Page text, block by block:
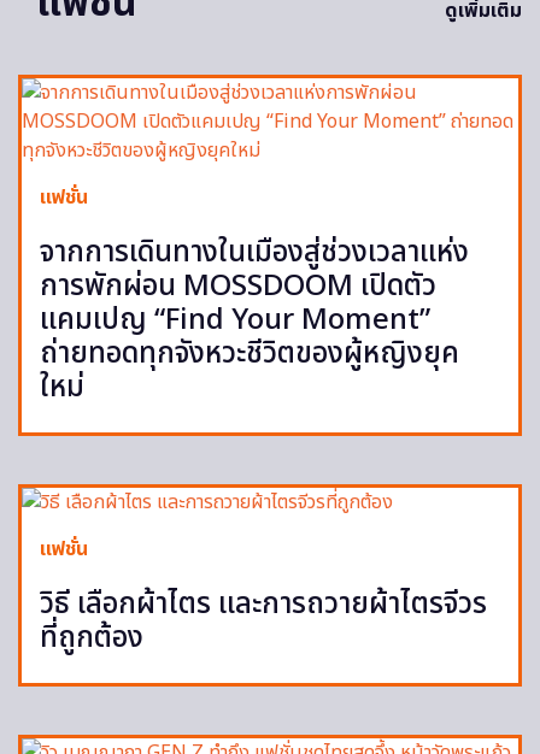
ดูเพิ่มเติม
แฟชั่น
จากการเดินทางในเมืองสู่ช่วงเวลาแห่ง
การพักผ่อน MOSSDOOM เปิดตัว
แคมเปญ “Find Your Moment”
ถ่ายทอดทุกจังหวะชีวิตของผู้หญิงยุค
ใหม่
แฟชั่น
วิธี เลือกผ้าไตร และการถวายผ้าไตรจีวร
ที่ถูกต้อง